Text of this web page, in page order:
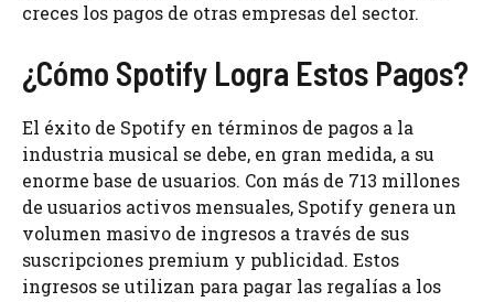
creces los pagos de otras empresas del sector.
¿Cómo Spotify Logra Estos Pagos?
El éxito de Spotify en términos de pagos a la
industria musical se debe, en gran medida, a su
enorme base de usuarios. Con más de 713 millones
de usuarios activos mensuales, Spotify genera un
volumen masivo de ingresos a través de sus
suscripciones premium y publicidad. Estos
ingresos se utilizan para pagar las regalías a los